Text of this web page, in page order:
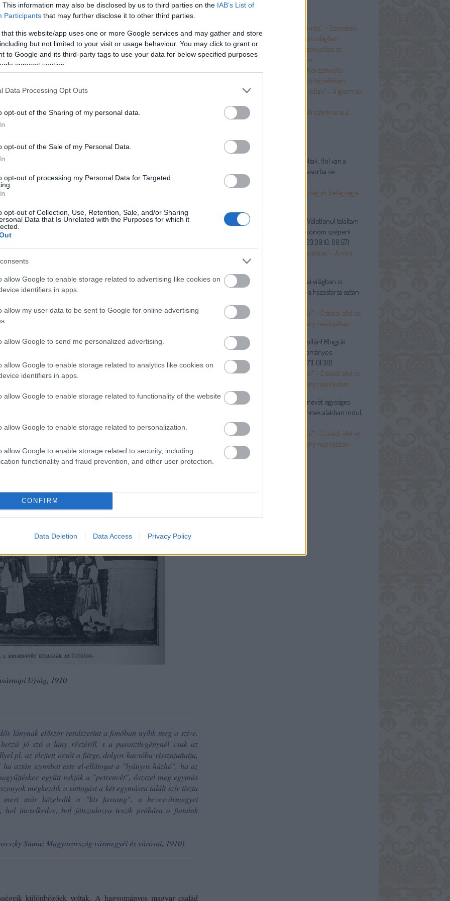
This information may also be disclosed by us to third parties on the IAB’s List of
Participants that may further disclose it to other third parties.
that this website/app uses one or more Google services and may gather and store
but not limited to your visit or usage behaviour. You may click to grant or
to Google and its third-party tags to use your data for below specified purposes
consent section.
Data Processing Opt Outs
opt-out of the Sharing of my personal data.
opt-out of the Sale of my Personal Data.
opt-out of processing my Personal Data for Targeted
opt-out of Collection, Use, Retention, Sale, and/or Sharing
Data that Is Unrelated with the Purposes for which it
allow Google to enable storage related to advertising like cookies on
identifiers in apps.
allow my user data to be sent to Google for online advertising
allow Google to send me personalized advertising.
allow Google to enable storage related to analytics like cookies on
identifiers in apps.
allow Google to enable storage related to functionality of the website
allow Google to enable storage related to personalization.
allow Google to enable storage related to security, including
functionality and fraud prevention, and other user protection.
CONFIRM
Data Deletion Data Access Privacy Policy
Ujság, 1858
(lakodalom, búcsú), a közös munkaalkalmak, egyes
falubeliekkel való találkozásra a nagyobb ünnepek, búcsúk
Kitüntetett szerepe volt a párkeresésben a fonóknak,
az alkalmak az egyéni vonzalmak kipuhatolására és
a szexuális közeledésre is. Hiába tiltották az egyházi és
szemmel sokszor meglehetősen durva – játékait, a helyi
azokat.
azonban a szülők nem feltétlenül vették figyelembe.
főszerep: mérlegelték a szóba jöhető házastárs személyes
helyét a falu társadalmi hierarchiájában. Általánosságban
legszabadabban személyes vonzalmaikat, a birtokos
játszotta a főszerepet.
Ujság, 1910
lánynak először rendszerint a fonóban nyílik meg a szíve.
jó szó a lány részéről, s a parasztlegénynél csak az
pl. az elejtett orsót a fürge, dolgos kacsóba visszajuttatja,
aztán szombat este el-ellátogat a "lyányos házhó", ha az
együtt rakják a "petrencét", őszszel meg egymás
megkezdik a suttogást a két egymásra talált szív tiszta
mert már közeledik a
"kis fassang",
a hevesvármegyei
hol incselkedve, hol játszadozva teszik próbára a fiatalok
Samu: Magyarország vármegyéi és városai, 1910)
különbözőek voltak. A hagyományos magyar család
Top 5
"Egy-egy mosoly, egy-egy kacsintás" - Szerelem,
házasság és szexualitás a paraszti világban
"A botrányt kerülni kellett" - Szexualitás és
prüdéria a boldog békeidőkben
"És nem szégyellik magukat" - Korszakváltó
évtizedek a test és szexualitás történetében
"Szülőim puritán szigort gyakoroltak" - A gyermek
a hagyományos társadalomban
„A többiek nem számítanak” - Arisztokrácia a
boldog békeidőkben
Utolsó kommentek
Na, EZEK betegségek voltak. Hol van a
koronavírus ezekhez képest? A fasorba se...
2021.03.15. 13:40
"Orvost csak hírből ismer" - Egészség és betegség a
PöcRöfJönMegyTesziADolgát:
Véletlenül találtam
erre a blogra, illetve a cikkre. Köszönöm szépen!
2020.09.10. 08:57)
"Első kötelessége a házibéke biztosítása" - A nő a
polgári családban
Almandin:
@Vidóczy Tamás: A mai világban is
előfordul, hogy valakinek meghal a házastársa aztán
"A kapun sem engedtek ki egyedül" - Családi élet és
magánélet egy debreceni polgárlány naplójában
Vidóczy Tamás:
Tisztelt Fónagy Zoltán! Blogjuk
bevezetője így kezdődik: „A hagyományos
társadalom családja által...
2020.07.11. 01:30)
"A kapun sem engedtek ki egyedül" - Családi élet és
magánélet egy debreceni polgárlány naplójában
Weißkopf: Jó lett volna a család nevét egységes
formában írni. A cikkben Rothschnek alakban indul,
aztán jön...(2020.06.12. 13:25
"A kapun sem engedtek ki egyedül" - Családi élet és
magánélet egy debreceni polgárlány naplójában
Utolsó 20